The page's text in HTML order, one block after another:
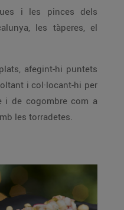
i les pinces dels
les tàperes, el
i col·locant-hi per
i de cogombre com a
amb les torradetes.